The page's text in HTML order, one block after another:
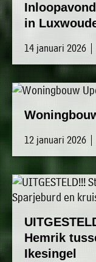
in
14 januari 2026 |
12 januari 2026
Hemrik
Ikesingel